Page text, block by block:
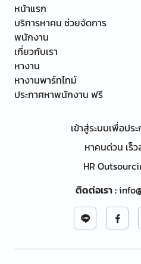
หน้าแรก
บริการหาคน ช่วยจัดการ
พนักงาน
เกี่ยวกับเรา
หางาน
หางานพาร์ทไทม์
ประกาศหาพนักงาน ฟรี
เข้าสู่ระบบเพื่อปร
หาคนด่วน เร็ว
HR
ติดต่อเรา: